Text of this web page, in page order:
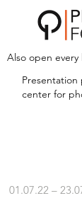
Also open
center for
01.07.22 –